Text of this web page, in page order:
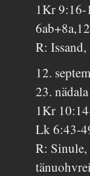
1Kr 9:16-
R:
12.
23.
1Kr
Lk 6:43-
R: Sinule,